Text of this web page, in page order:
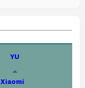
YU
Xiaomi